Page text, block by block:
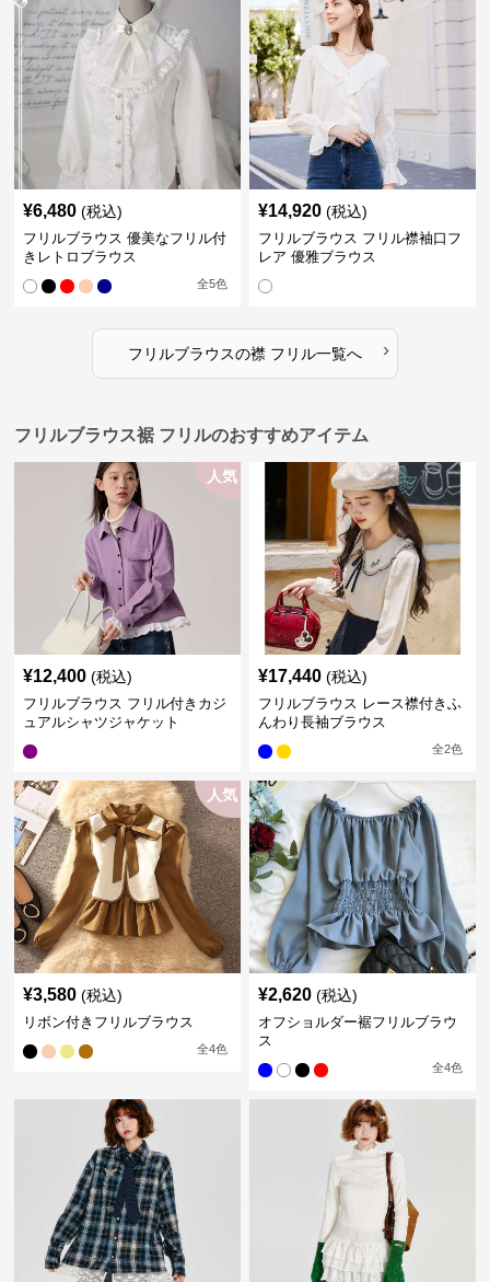
¥6,480 (税込)
フリルブラウス 優美なフリル付
きレトロブラウス
全5色
¥14,920 (税込)
フリルブラウス フリル襟袖口フ
レア 優雅ブラウス
フリルブラウスの襟 フリル一覧へ ›
フリルブラウス裾 フリルのおすすめアイテム
人気
¥12,400 (税込)
フリルブラウス フリル付きカジ
ュアルシャツジャケット
¥17,440 (税込)
フリルブラウス レース襟付きふ
んわり長袖ブラウス
全2色
人気
¥3,580 (税込)
リボン付きフリルブラウス
全4色
¥2,620 (税込)
オフショルダー裾フリルブラウ
ス
全4色